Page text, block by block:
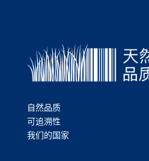
自然品质
可追溯性
我们的国家